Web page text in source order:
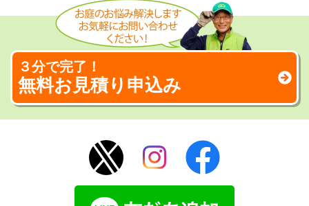
３分で完了！
無料お見積り申込み